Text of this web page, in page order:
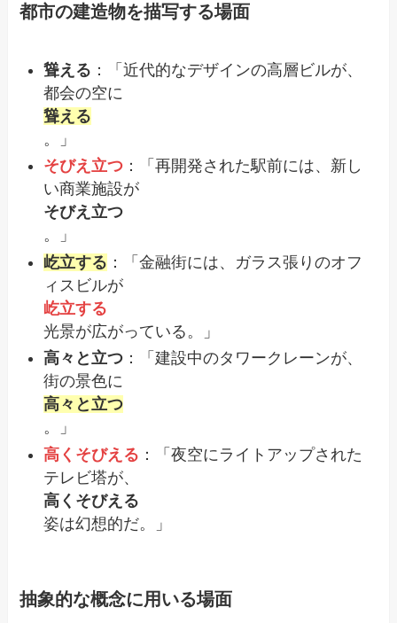
都市の建造物を描写する場面
聳える ：「近代的なデザインの高層ビルが、
都会の空に
聳える
。」
そびえ立つ ：「再開発された駅前には、新し
い商業施設が
そびえ立つ
。」
屹立する ：「金融街には、ガラス張りのオフ
ィスビルが
屹立する
光景が広がっている。」
高々と立つ ：「建設中のタワークレーンが、
街の景色に
高々と立つ
。」
高くそびえる ：「夜空にライトアップされた
テレビ塔が、
高くそびえる
姿は幻想的だ。」
抽象的な概念に用いる場面